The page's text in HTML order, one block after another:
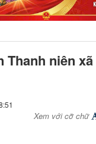
niên
Xem với cỡ chữ